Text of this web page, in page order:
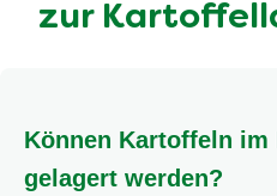
zur
Können Kartoffeln im
gelagert werden?